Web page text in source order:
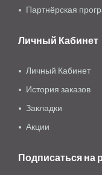
Партнёрская
Личный Кабинет
Личный Кабинет
История заказов
Закладки
Акции
Подписаться на